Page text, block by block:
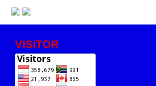
VISITOR